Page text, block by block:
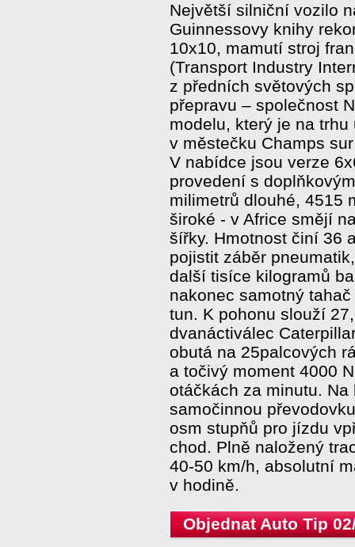
Největší silniční vozilo
Guinnessovy knihy
10x10, mamutí stroj
(Transport Industry
z předních světových
přepravu – společnost
modelu, který je na
v městečku Champs
V nabídce jsou verze
provedení s
milimetrů dlouhé, 4515
široké - v Africe smějí
šířky. Hmotnost činí 36
pojistit záběr
další tisíce kilogramů
nakonec samotný
tun. K pohonu slouží
dvanáctiválec
obutá na 25palcových
a točivý moment 4000
otáčkách za minutu.
samočinnou
osm stupňů pro jízdu
chod. Plně naložený
40-50 km/h, absolutní
v hodině.
Objednat Auto Tip